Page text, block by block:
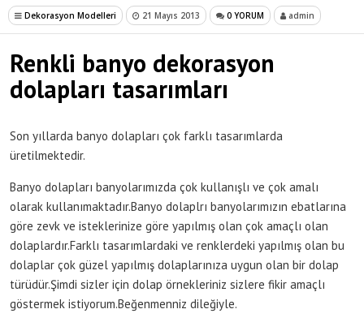
Dekorasyon Modelleri 21 Mayıs 2013 0 YORUM admin
Renkli banyo dekorasyon
dolapları tasarımları
Son yıllarda banyo dolapları çok farklı tasarımlarda
üretilmektedir.
Banyo dolapları banyolarımızda çok kullanışlı ve çok amalı
olarak kullanımaktadır.Banyo dolaplrı banyolarımızın ebatlarına
göre zevk ve isteklerinize göre yapılmış olan çok amaçlı olan
dolaplardır.Farklı tasarımlardaki ve renklerdeki yapılmış olan bu
dolaplar çok güzel yapılmış dolaplarınıza uygun olan bir dolap
türüdür.Şimdi sizler için dolap örnekleriniz sizlere fikir amaçlı
göstermek istiyorum.Beğenmenniz dileğiyle.